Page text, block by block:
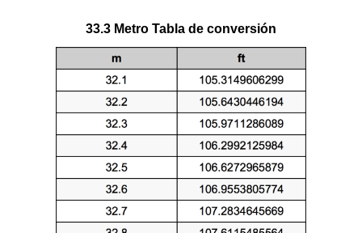
33.3 Metro Tabla de conversión